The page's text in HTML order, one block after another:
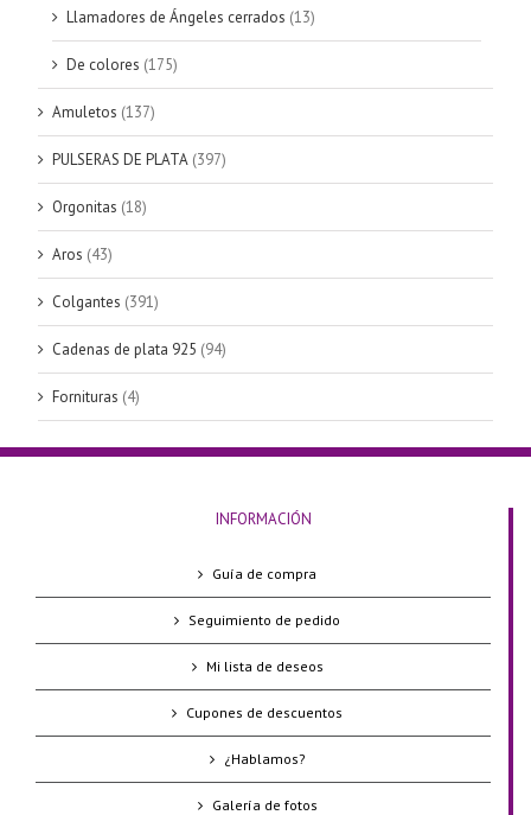
Llamadores de Ángeles cerrados (13)
De colores (175)
Amuletos (137)
PULSERAS DE PLATA (397)
Orgonitas (18)
Aros (43)
Colgantes (391)
Cadenas de plata 925 (94)
Fornituras (4)
INFORMACIÓN
Guía de compra
Seguimiento de pedido
Mi lista de deseos
Cupones de descuentos
¿Hablamos?
Galería de fotos